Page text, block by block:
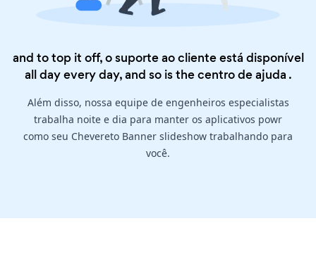
and to top it off, o suporte ao cliente está disponível
all day every day, and so is thecentro de ajuda .
Além disso, nossa equipe de engenheiros especialistas
trabalha noite e dia para manter os aplicativos powr
como seu Chevereto Banner slideshow trabalhando para
você.